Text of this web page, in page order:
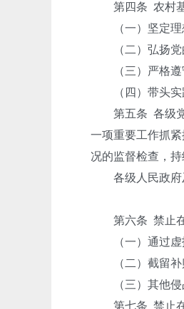
第四条 农村基
（一）坚定理想
（二）弘扬党的
（三）严格遵守
（四）带头实践
第五条 各级党
一项重要工作抓
况的监督检查，
各级人民政府及
第六条 禁止在
（一）通过虚报
（二）截留补
（三）其他侵占
第七条 禁止在